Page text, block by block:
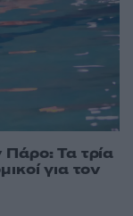
Τα τρία
για τον